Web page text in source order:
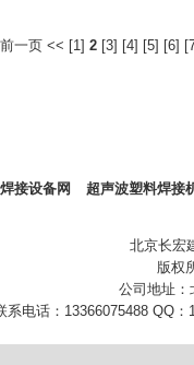
前一页 << [1] 2 [3] [4] [5] [6] [
接设备网 超声波塑料焊接
北京长宏
版权
公司地址：
电话：13366075488 QQ：